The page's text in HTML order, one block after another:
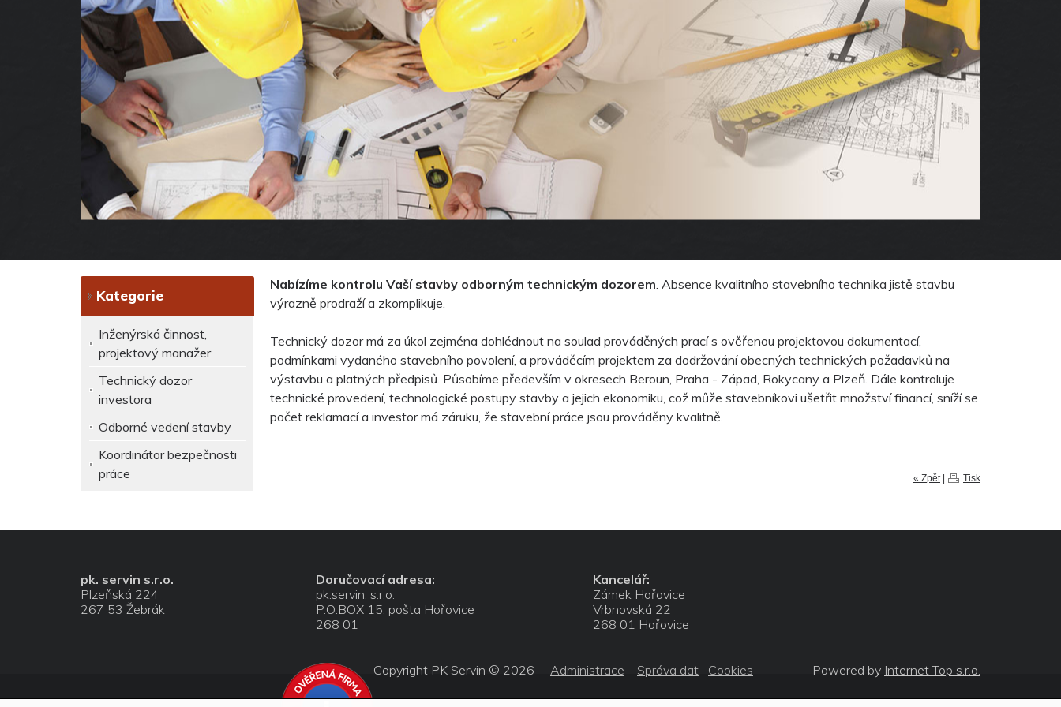
Nabízíme kontrolu Vaší stavby odborným technickým dozorem. Absence kvalitního stavebního technika jistě stavbu
výrazně prodraží a zkomplikuje.
Technický dozor má za úkol zejména dohlédnout na soulad prováděných prací s ověřenou projektovou dokumentací,
podmínkami vydaného stavebního povolení, a prováděcím projektem za dodržování obecných technických požadavků na
výstavbu a platných předpisů. Působíme především v okresech Beroun, Praha - Západ, Rokycany a Plzeň. Dále kontroluje
technické provedení, technologické postupy stavby a jejich ekonomiku, což může stavebníkovi ušetřit množství financí, sníží se
počet reklamací a investor má záruku, že stavební práce jsou prováděny kvalitně.
« Zpět| Tisk
Kategorie
Inženýrská činnost,
projektový manažer
Technický dozor
investora
Odborné vedení stavby
Koordinátor bezpečnosti
práce
pk. servin s.r.o.
Plzeňská 224
267 53 Žebrák
Doručovací adresa:
pk.servin, s.r.o.
P.O.BOX 15, pošta Hořovice
268 01
Kancelář:
Zámek Hořovice
Vrbnovská 22
268 01 Hořovice
Copyright PK Servin © 2026 Administrace Správa dat Cookies Powered by Internet Top s.r.o.